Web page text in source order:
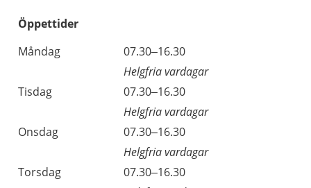
Öppettider
Dag
Öppettider
Kommentarer
Måndag
07.30–16.30
Helgfria vardagar
Tisdag
07.30–16.30
Helgfria vardagar
Onsdag
07.30–16.30
Helgfria vardagar
Torsdag
07.30–16.30